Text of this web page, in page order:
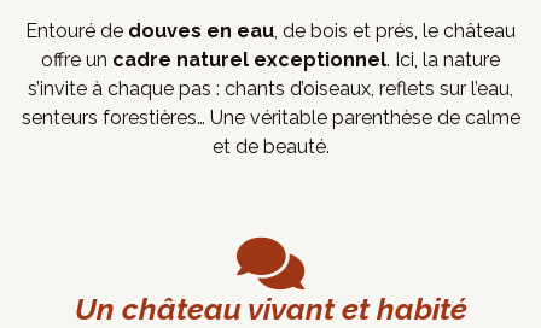
Entouré de douves en eau, de bois et prés, le château
offre un cadre naturel exceptionnel. Ici, la nature
s’invite à chaque pas : chants d’oiseaux, reflets sur l’eau,
senteurs forestières… Une véritable parenthèse de calme
et de beauté.
Un château vivant et habité